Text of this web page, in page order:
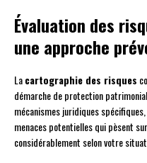
Évaluation des
une approche
Lacartographie des risques
démarche de protection
mécanismes juridiques
menaces potentielles qui pèsent
considérablement selon votre